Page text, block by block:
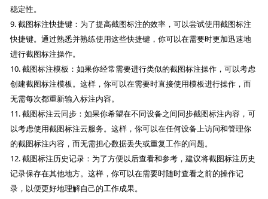
稳定性。
9. 截图标注快捷键：为了提高截图标注的效率，可以尝试使用截图标注
快捷键。通过熟悉并熟练使用这些快捷键，你可以在需要时更加迅速地
进行截图标注操作。
10. 截图标注模板：如果你经常需要进行类似的截图标注操作，可以考虑
创建截图标注模板。这样，你可以在需要时直接使用模板进行操作，而
无需每次都重新输入标注内容。
11. 截图标注云同步：如果你希望在不同设备之间同步截图标注内容，可
以考虑使用截图标注云服务。这样，你可以在任何设备上访问和管理你
的截图标注内容，而无需担心数据丢失或重复工作的问题。
12. 截图标注历史记录：为了方便以后查看和参考，建议将截图标注历史
记录保存在其他地方。这样，你可以在需要时随时查看之前的操作记
录，以便更好地理解自己的工作成果。